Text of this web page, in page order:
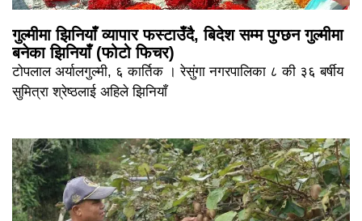
गुल्मीमा झिनियाँ व्यापार फस्टाउँदै, बिदेश सम्म पुग्छन गुल्मीमा
बनेका झिनियाँ (फोटो फिचर)
टोपलाल अर्यालगुल्मी, ६ कार्तिक । रेसुंगा नगरपालिका ८ की ३६ बर्षीय
सुमित्रा श्रेष्ठलाई अहिले झिनियाँ